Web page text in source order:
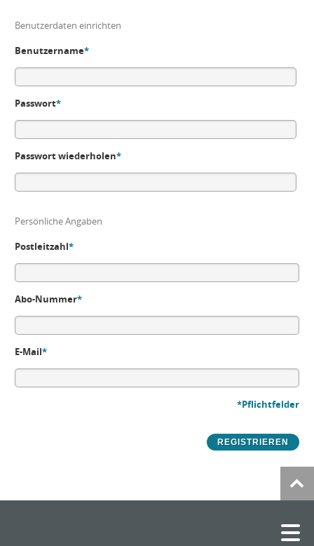
Benutzerdaten einrichten
Benutzername*
Passwort*
Passwort wiederholen*
Persönliche Angaben
Postleitzahl*
Abo-Nummer*
E-Mail*
*Pflichtfelder